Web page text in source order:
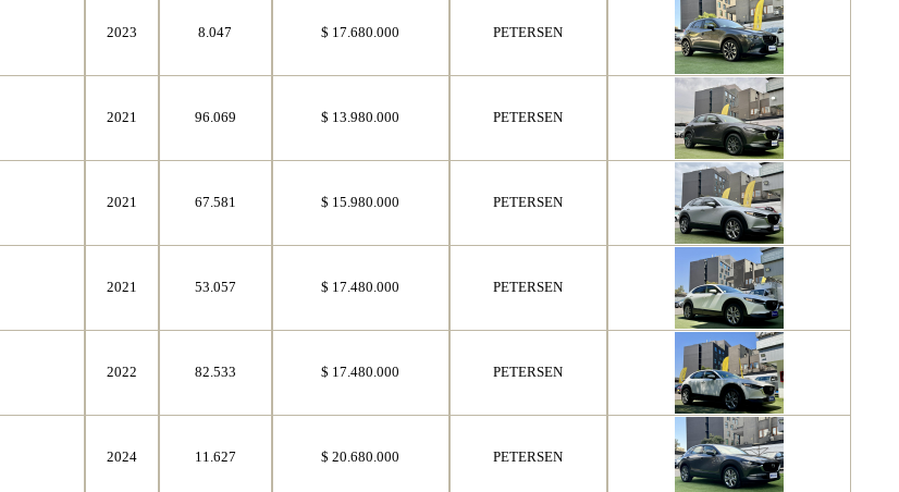
2023 8.047 $ 17.680.000 PETERSEN
2021 96.069 $ 13.980.000 PETERSEN
2021 67.581 $ 15.980.000 PETERSEN
2021 53.057 $ 17.480.000 PETERSEN
2022 82.533 $ 17.480.000 PETERSEN
2024 11.627 $ 20.680.000 PETERSEN